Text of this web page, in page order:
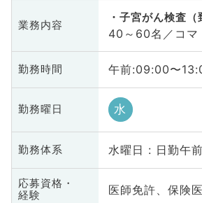
業務内容
子宮がん検査（
40～60名／コマ
勤務時間 午前:09:00〜
勤務曜日 水
勤務体系 水曜日 : 日勤午前
応募資格・
経験
医師免許、保険